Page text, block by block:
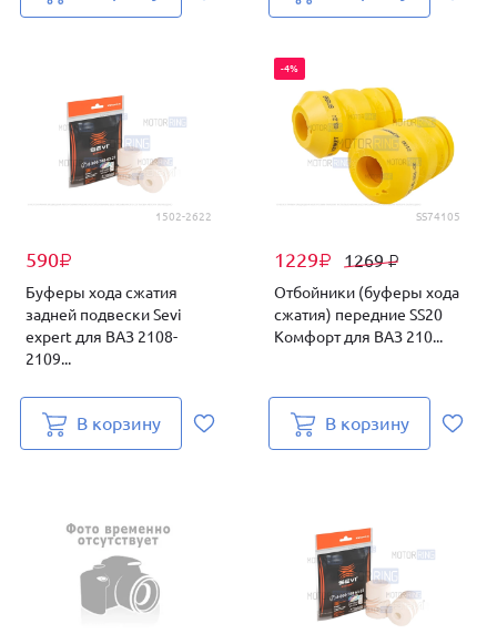
1502-2622
590₽
Буферы хода сжатия
задней подвески Sevi
expert для ВАЗ 2108-
2109...
В корзину
SS74105
1229₽ 1269₽
-4%
Отбойники (буферы хода
сжатия) передние SS20
Комфорт для ВАЗ 210...
В корзину